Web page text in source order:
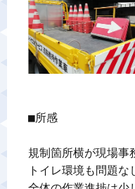
■所感
規制箇所横が現場事
トイレ環境も問題な